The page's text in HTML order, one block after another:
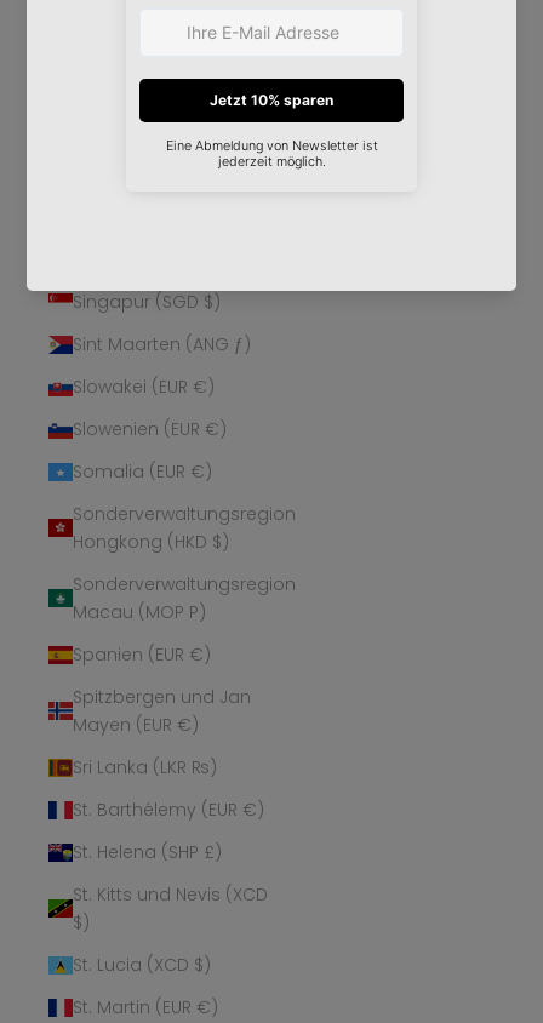
Schweiz (CHF CHF)
Senegal (XOF Fr)
Seychellen (EUR €)
Singapur (SGD $)
Sint Maarten (ANG ƒ)
Slowakei (EUR €)
Slowenien (EUR €)
Somalia (EUR €)
Sonderverwaltungsregion
Hongkong (HKD $)
Sonderverwaltungsregion
Macau (MOP P)
Spanien (EUR €)
Spitzbergen und Jan
Mayen (EUR €)
Sri Lanka (LKR ₨)
St. Barthélemy (EUR €)
St. Helena (SHP £)
St. Kitts und Nevis (XCD
$)
St. Lucia (XCD $)
St. Martin (EUR €)